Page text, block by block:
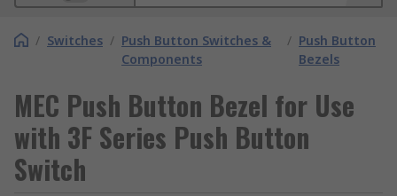
/ Switches / Push Button Switches &
Components
/ Push Button
Bezels
MEC Push Button Bezel for Use
with 3F Series Push Button
Switch